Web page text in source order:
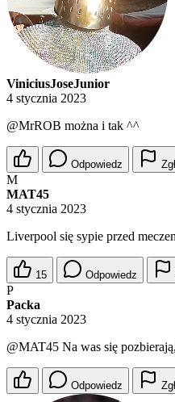
ViniciusJoseJunior
4 stycznia 2023
@MrROB można i tak ^^
Odpowiedz
M
MAT45
4 stycznia 2023
Liverpool się sypie przed
15 Odpowiedz
P
Packa
4 stycznia 2023
@MAT45 Na was się
Odpowiedz